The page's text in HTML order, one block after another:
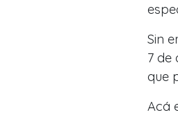
Sin
7 de
que
Acá